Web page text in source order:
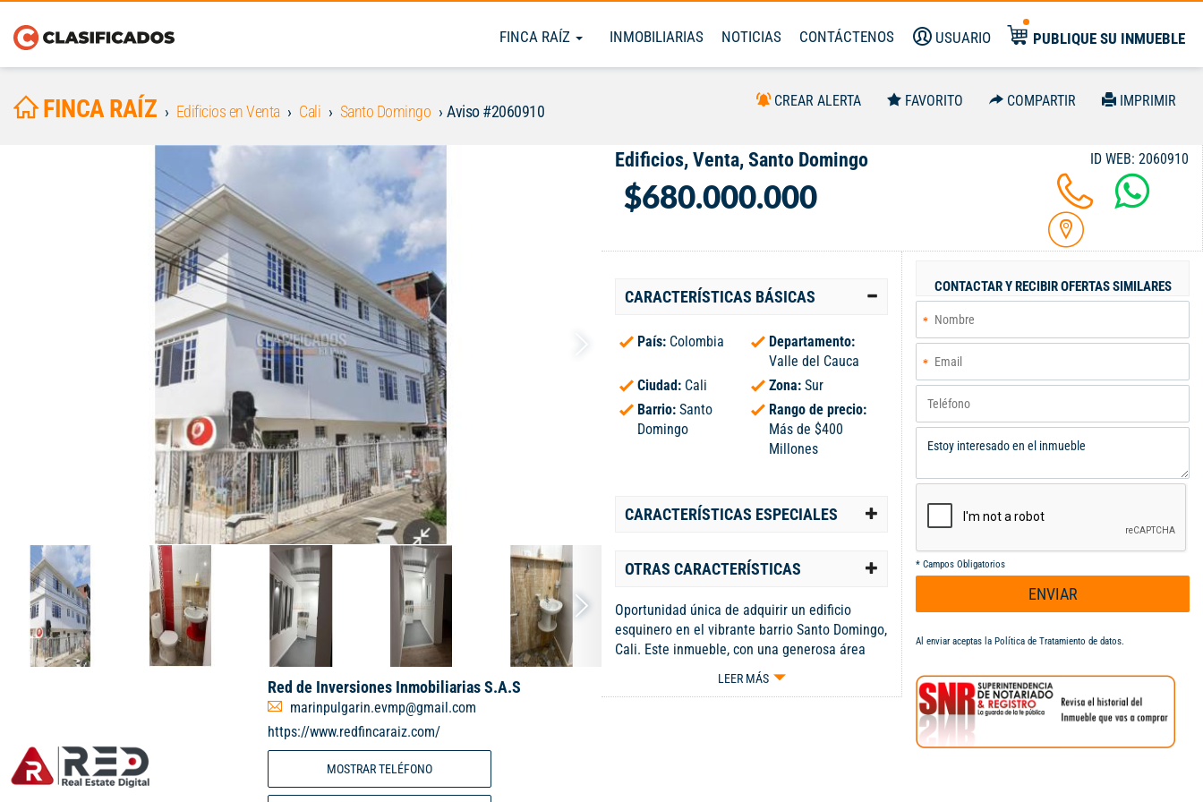
FINCA RAÍZ INMOBILIARIAS NOTICIAS CONTÁCTENOS USUARIO PUBLIQUE SU INMUEBLE
FINCA RAÍZ Edificios en Venta Cali Santo Domingo Aviso #2060910
CREAR ALERTA FAVORITO COMPARTIR IMPRIMIR
Red de Inversiones Inmobiliarias S.A.S
marinpulgarin.evmp@gmail.com
https://www.redfincaraiz.com/
MOSTRAR TELÉFONO
Edificios, Venta, Santo Domingo
$680.000.000
ID WEB: 2060910
CARACTERÍSTICAS BÁSICAS
País: Colombia
Departamento:
Valle del Cauca
Ciudad: Cali Zona: Sur
Barrio: Santo
Domingo
Rango de precio:
Más de $400
Millones
CARACTERÍSTICAS ESPECIALES
OTRAS CARACTERÍSTICAS
Oportunidad única de adquirir un edificio
esquinero en el vibrante barrio Santo Domingo,
Cali. Este inmueble, con una generosa área
construida de 250 m², se distribuye en tres
niveles que albergan un total de 14
LEER MÁS
CONTACTAR Y RECIBIR OFERTAS SIMILARES
* Campos Obligatorios
ENVIAR
Al enviar aceptas la Política de Tratamiento de datos.